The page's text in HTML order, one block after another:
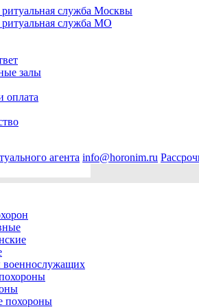
ритуальная служба Москвы
ритуальная служба МО
залы
оплата
агента info@horonim.ru
похороны